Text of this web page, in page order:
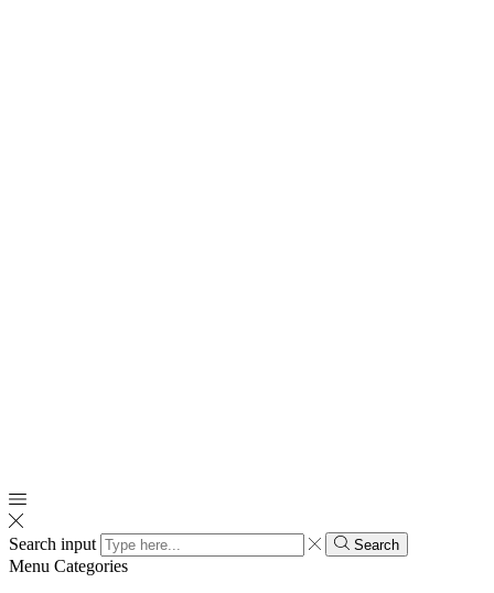
Search input Search
Menu Categories